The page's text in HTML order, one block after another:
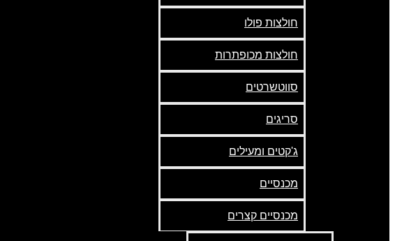
חולצות פולו
חולצות מכופתרות
סווטשרטים
סריגים
ג'קטים ומעילים
מכנסיים
מכנסיים קצרים